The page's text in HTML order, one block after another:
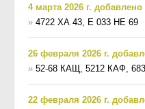
4 марта 2026 г.
» 4722 ХА 43, Е 033 НЕ 69
26 февраля 2026 г.
» 52-68 КАЩ, 5212 КАФ,
22 февраля 2026 г.